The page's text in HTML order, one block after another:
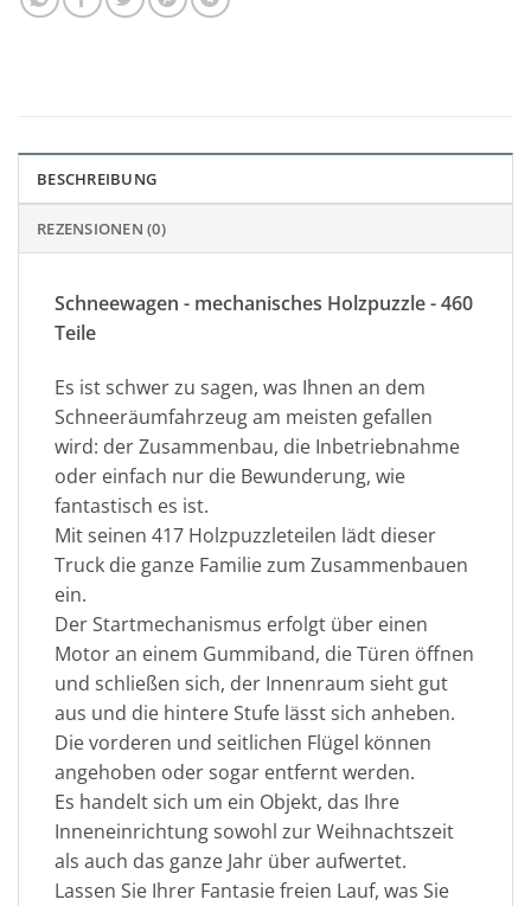
BESCHREIBUNG
REZENSIONEN (0)
Schneewagen - mechanisches Holzpuzzle - 460
Teile
Es ist schwer zu sagen, was Ihnen an dem
Schneeräumfahrzeug am meisten gefallen
wird: der Zusammenbau, die Inbetriebnahme
oder einfach nur die Bewunderung, wie
fantastisch es ist.
Mit seinen 417 Holzpuzzleteilen lädt dieser
Truck die ganze Familie zum Zusammenbauen
ein.
Der Startmechanismus erfolgt über einen
Motor an einem Gummiband, die Türen öffnen
und schließen sich, der Innenraum sieht gut
aus und die hintere Stufe lässt sich anheben.
Die vorderen und seitlichen Flügel können
angehoben oder sogar entfernt werden.
Es handelt sich um ein Objekt, das Ihre
Inneneinrichtung sowohl zur Weihnachtszeit
als auch das ganze Jahr über aufwertet.
Lassen Sie Ihrer Fantasie freien Lauf, was Sie